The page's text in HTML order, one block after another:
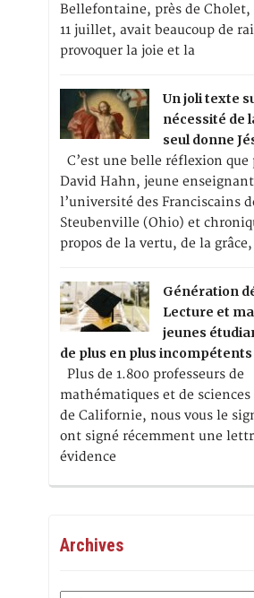
Bellefontaine, près de Cholet,
11 juillet, avait beaucoup de
provoquer la joie et la
Un joli texte
nécessité de
seul donne
C’est une belle réflexion que
David Hahn, jeune
l’université des Franciscains
Steubenville (Ohio) et
propos de la vertu, de la
Génération
Lecture et
jeunes
de plus en plus incompétents
Plus de 1.800 professeurs de
mathématiques et de
de Californie, nous vous le
ont signé récemment une
évidence
Archives